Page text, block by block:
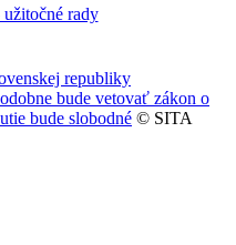
republiky
bude vetovať zákon o
bude slobodné © SITA